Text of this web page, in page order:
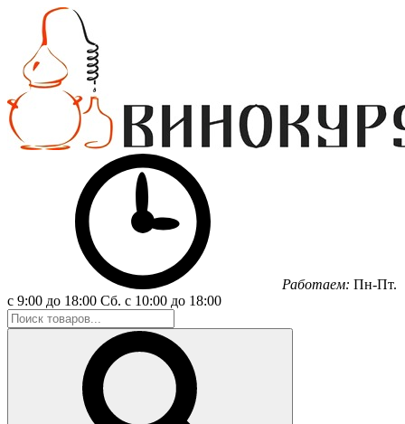
Работаем: Пн-Пт.
с 9:00 до 18:00 Сб. с 10:00 до 18:00